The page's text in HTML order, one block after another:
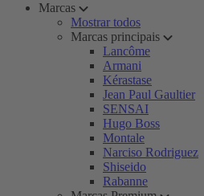
Marcas
Mostrar todos
Marcas principais
Lancôme
Armani
Kérastase
Jean Paul Gaultier
SENSAI
Hugo Boss
Montale
Narciso Rodriguez
Shiseido
Rabanne